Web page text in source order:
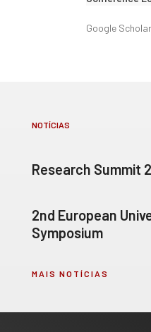
Google Scholar
NOTÍCIAS
Research Summit
2nd European
Symposium
MAIS NOTÍCIAS